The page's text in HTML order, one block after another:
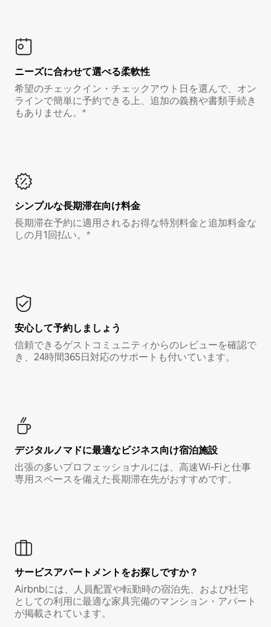
ニーズに合わせて選べる柔軟性
希望のチェックイン・チェックアウト日を選んで、オン
ラインで簡単に予約できる上、追加の義務や書類手続き
もありません。*
シンプルな長期滞在向け料金
長期滞在予約に適用されるお得な特別料金と追加料金な
しの月1回払い。*
安心して予約しましょう
信頼できるゲストコミュニティからのレビューを確認で
き、24時間365日対応のサポートも付いています。
デジタルノマド⁠に最⁠適⁠なビ⁠ジ⁠ネ⁠ス⁠向⁠け宿⁠泊⁠施⁠設
出張の多いプロフェッショナルには、高速Wi-Fiと仕事
専用スペースを備えた長期滞在先がおすすめです。
サービスアパートメントをお探しですか？
Airbnbには、人員配置や転勤時の宿泊先、および社宅
としての利用に最適な家具完備のマンション・アパート
が掲載されています。